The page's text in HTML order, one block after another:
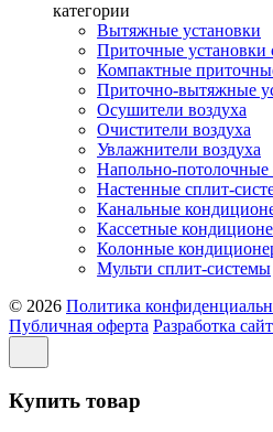
категории
Вытяжные установки
Приточные установки
Компактные
Приточно-вытяжные
Осушители воздуха
Очистители воздуха
Увлажнители воздуха
Напольно-
Настенные сплит-
Канальные
Кассетные
Колонные
Мульти сплит-системы
© 2026 Политика
Публичная оферта Разработка
Купить товар